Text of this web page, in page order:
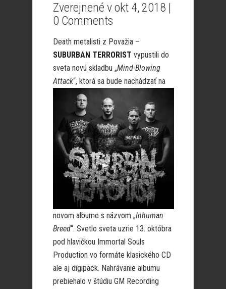
Zverejnené v okt 4, 2018 |
0 Comments
Death metalisti z Považia –
SUBURBAN TERRORIST vypustili do
sveta novú skladbu „Mind-Blowing
Attack“, ktorá sa bude nachádzať na
novom albume s názvom „Inhuman
Breed“. Svetlo sveta uzrie 13. októbra
pod hlavičkou Immortal Souls
Production vo formáte klasického CD
ale aj digipack. Nahrávanie albumu
prebiehalo v štúdiu GM Recording